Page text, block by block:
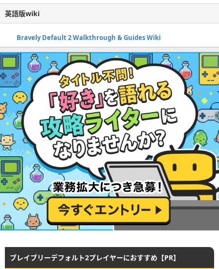
英語版wiki
Bravely Default 2 Walkthrough & Guides Wiki
ブレイブリーデフォルト2プレイヤーにおすすめ【PR】